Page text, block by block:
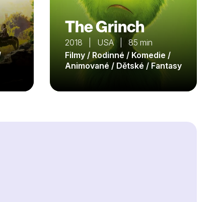
The Grinch
2018 | USA | 85 min
Filmy / Rodinné / Komedie /
Animované / Dětské / Fantasy